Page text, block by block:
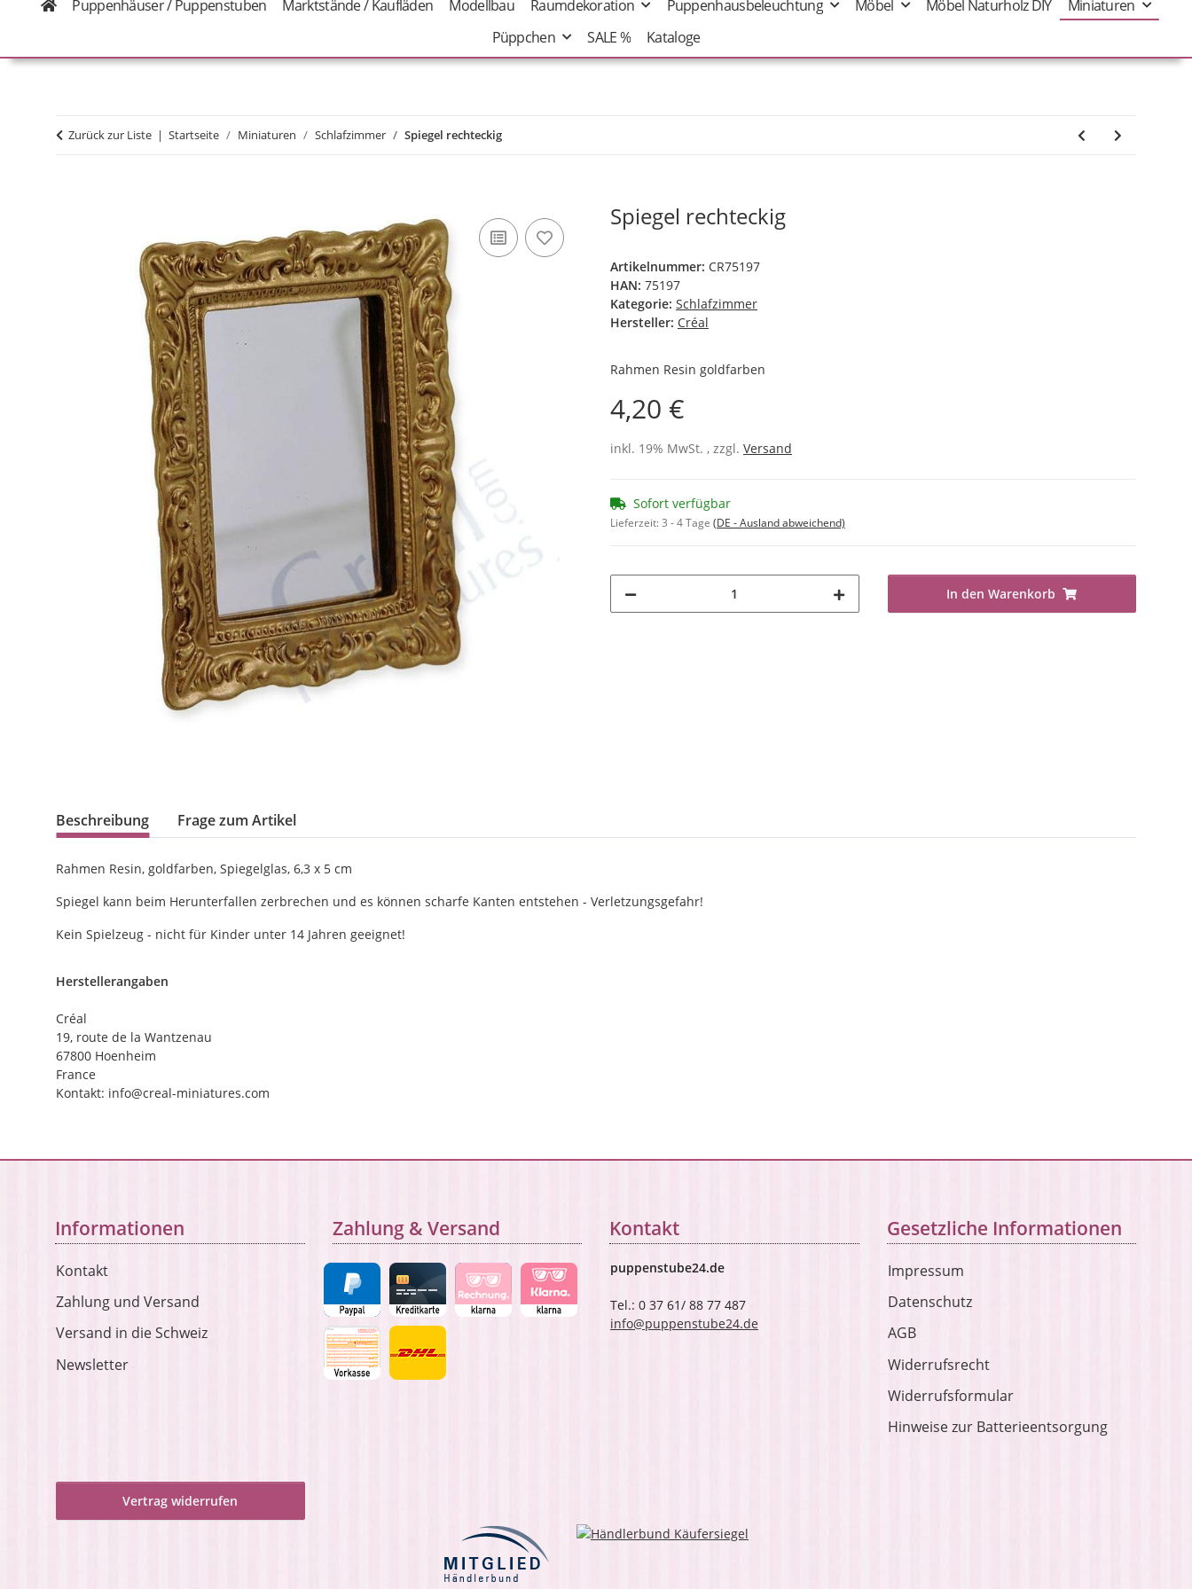
Puppenhäuser / Puppenstuben Marktstände / Kaufläden Modellbau Raumdekoration Puppenhausbeleuchtung Möbel Möbel Naturholz DIY
Miniaturen
Püppchen
SALE % Kataloge
Zurück zur Liste Startseite Miniaturen Schlafzimmer Spiegel rechteckig
Spiegel rechteckig
Artikelnummer: CR75197
HAN: 75197
Kategorie: Schlafzimmer
Hersteller: Créal
Rahmen Resin goldfarben
4,20 €
inkl. 19% MwSt. , zzgl. Versand
Sofort verfügbar
Lieferzeit:3 - 4 Tage (DE - Ausland abweichend)
In den Warenkorb
Beschreibung Frage zum Artikel
Rahmen Resin, goldfarben, Spiegelglas, 6,3 x 5 cm
Spiegel kann beim Herunterfallen zerbrechen und es können scharfe Kanten entstehen - Verletzungsgefahr!
Kein Spielzeug - nicht für Kinder unter 14 Jahren geeignet!
Herstellerangaben
Créal
19, route de la Wantzenau
67800 Hoenheim
France
Kontakt: info@creal-miniatures.com
Informationen
Kontakt
Zahlung und Versand
Versand in die Schweiz
Newsletter
Zahlung & Versand Kontakt
puppenstube24.de
Tel.: 0 37 61/ 88 77 487
info@puppenstube24.de
Gesetzliche Informationen
Impressum
Datenschutz
AGB
Widerrufsrecht
Widerrufsformular
Hinweise zur Batterieentsorgung
Vertrag widerrufen